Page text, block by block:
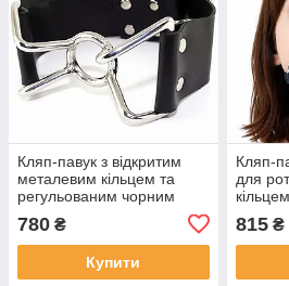
Кляп-павук з відкритим
металевим кільцем та
регульованим чорним
780 ₴
Купити
Кляп-
для
815₴